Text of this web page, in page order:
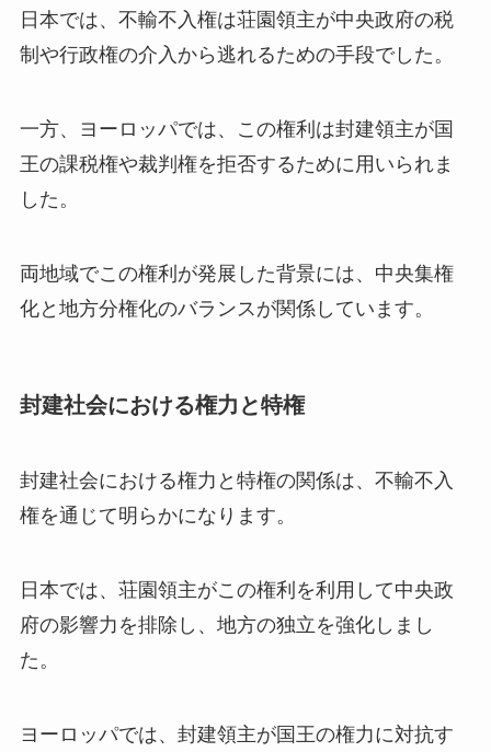
日本では、不輸不入権は荘園領主が中央政府の税
制や行政権の介入から逃れるための手段でした。
一方、ヨーロッパでは、この権利は封建領主が国
王の課税権や裁判権を拒否するために用いられま
した。
両地域でこの権利が発展した背景には、中央集権
化と地方分権化のバランスが関係しています。
封建社会における権力と特権
封建社会における権力と特権の関係は、不輸不入
権を通じて明らかになります。
日本では、荘園領主がこの権利を利用して中央政
府の影響力を排除し、地方の独立を強化しまし
た。
ヨーロッパでは、封建領主が国王の権力に対抗す